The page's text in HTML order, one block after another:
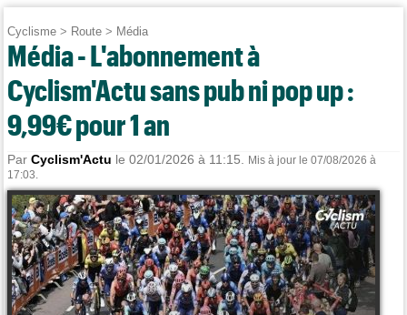
Cyclisme > Route > Média
Média - L'abonnement à
Cyclism'Actu sans pub ni pop up :
9,99€ pour 1 an
ParCyclism'Actu le 02/01/2026 à 11:15.
Mis à jour le 07/08/2026 à
17:03.